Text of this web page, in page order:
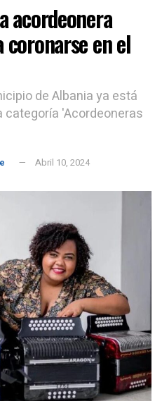
acordeonera
coronarse en el
de Albania ya está
'Acordeoneras
Abril 10, 2024